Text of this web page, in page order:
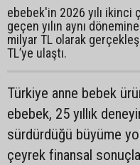
ebebek'in 2026 yılı ikinci
geçen yılın aynı
milyar TL olarak
TL’ye ulaştı.
Türkiye anne bebek
ebebek, 25 yıllık
sürdürdüğü büyüme
çeyrek finansal